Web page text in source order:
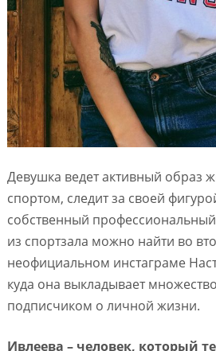
Девушка ведет активный образ
спортом, следит за своей
собственный
из спортзала можно найти во
неофициальном инстаграме
куда она выкладывает
подписчиком о личной жизни.
Ивлеева – человек, который